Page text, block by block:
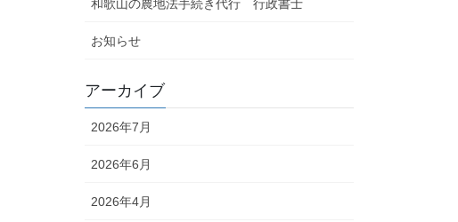
和歌山の農地法手続き代行 行政書士
お知らせ
アーカイブ
2026年7月
2026年6月
2026年4月